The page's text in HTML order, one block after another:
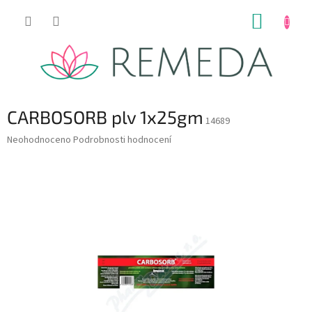
CARBOSORB plv 1x25gm 14689
Průměrné
Neohodnoceno Podrobnosti hodnocení